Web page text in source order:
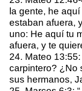
la gente, he
estaban afuera,
uno: He aquí tu
afuera, y te
24. Mateo
carpintero? ¿No
sus hermanos,